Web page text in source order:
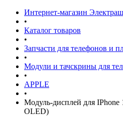
Интернет-магазин
•
Каталог товаров
•
Запчасти для телефонов и
•
Модули и тачскрины для
•
APPLE
•
Модуль-дисплей для
OLED)